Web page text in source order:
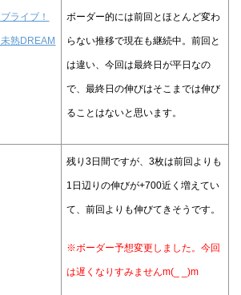
ブライブ！
熟DREAM
ボーダー的には前回とほとんど変わ
らない推移で現在も継続中。前回と
は違い、今回は最終日が平日なの
で、最終日の伸びはそこまでは伸び
ることはないと思います。
残り3日間ですが、3枚は前回よりも
1日辺りの伸びが+700近く増えてい
て、前回よりも伸びてきそうです。
※ボーダー予想変更しました。今回
は遅くなりすみませんm(_ _)m